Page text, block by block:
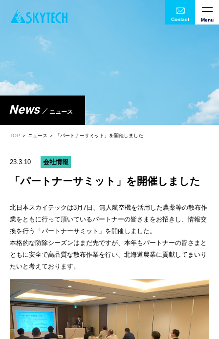
Contact Menu
News ニュース
TOP ＞ ニュース ＞ 「パートナーサミット」を開催しました
23.3.10 会社情報
「パートナーサミット」を開催しました
北日本スカイテックは3月7日、無人航空機を活用した農薬等の散布作
業をともに行って頂いているパートナーの皆さまをお招きし、情報交
換を行う「パートナーサミット」を開催しました。
本格的な防除シーズンはまだ先ですが、本年もパートナーの皆さまと
ともに安全で高品質な散布作業を行い、北海道農業に貢献してまいり
たいと考えております。